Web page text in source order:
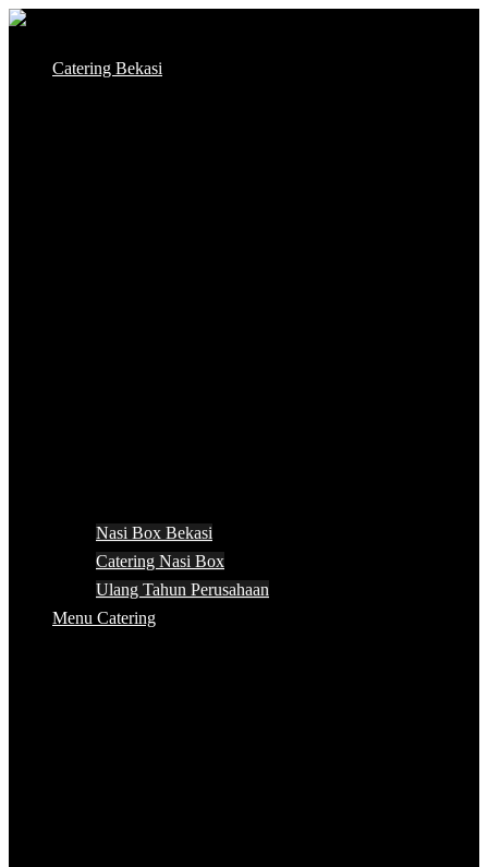
Skip
content
Catering Bekasi
Nasi Box Bekasi
Catering Nasi Box
Ulang Tahun Perusahaan
Menu Catering